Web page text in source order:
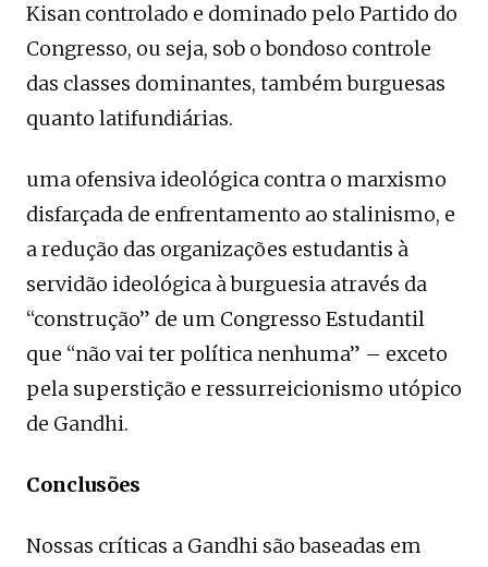
Kisan controlado e dominado pelo Partido do
Congresso, ou seja, sob o bondoso controle
das classes dominantes, também burguesas
quanto latifundiárias.
uma ofensiva ideológica contra o marxismo
disfarçada de enfrentamento ao stalinismo, e
a redução das organizações estudantis à
servidão ideológica à burguesia através da
“construção” de um Congresso Estudantil
que “não vai ter política nenhuma” – exceto
pela superstição e ressurreicionismo utópico
de Gandhi.
Conclusões
Nossas críticas a Gandhi são baseadas em